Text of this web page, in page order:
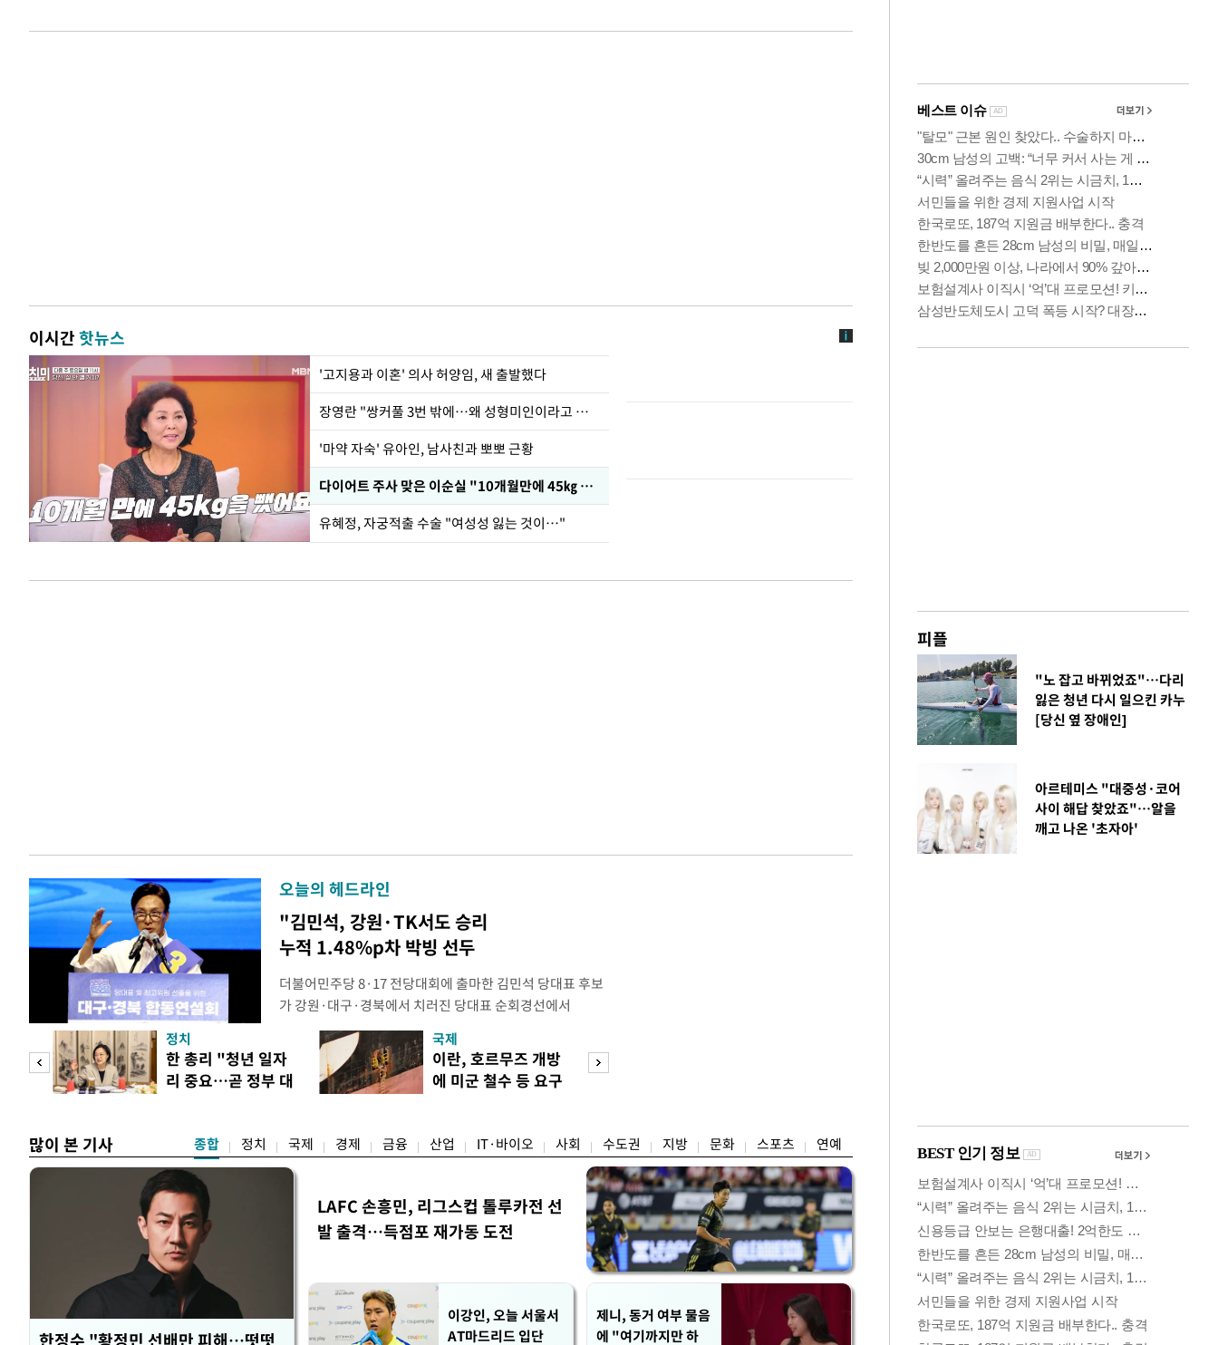
이시간핫뉴스
'고지용과 이혼' 의사 허양임, 새 출발했다
장영란 "쌍커풀 3번 밖에…왜 성형미인이라고 하냐"
'마약 자숙' 유아인, 남사친과 뽀뽀 근황
다이어트 주사 맞은 이순실 "10개월만에 45㎏ 감량"
유혜정, 자궁적출 수술 "여성성 잃는 것이…"
오늘의 헤드라인
"김민석, 강원·TK서도 승리
누적 1.48%p차 박빙 선두
더불어민주당 8·17 전당대회에 출마한 김민석 당대표 후보
가 강원·대구·경북에서 치러진 당대표 순회경선에서
48.54%(1만8977표)를 얻어 상대 경쟁주자인 정청래 후보
를 1622표(4.14%p) 차로 제치고 1위를 차지했다. 전날 제주
·인천 권리당원 투표에서도 김 후보가 앞섰다. 이에 따라 누
적 합산(가중치 미반영)에서도 김 후보(46.01%)가
피
정치
한 총리 "청년 일자
리 중요…곧 정부 대
국제
이란, 호르무즈 개방
에 미군 철수 등 요구
많이 본 기사 종합 정치 국제 경제 금융 산업 IT·바이오 사회 수도권 지방 문화 스포츠 연예
한정수 "황정민 선배만 피해…떳떳
LAFC 손흥민, 리그스컵 톨루카전 선
발 출격…득점포 재가동 도전
이강인, 오늘 서울서
AT마드리드 입단
제니, 동거 여부 물음
에 "여기까지만 하
피플
"노 잡고 바뀌었죠"…다리
잃은 청년 다시 일으킨 카누
[당신 옆 장애인]
아르테미스 "대중성·코어
사이 해답 찾았죠"…알을
깨고 나온 '초자아'